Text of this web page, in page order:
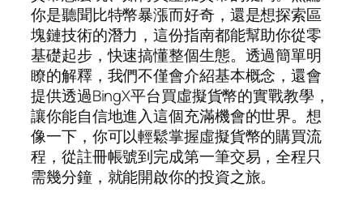
你是聽聞比特幣暴漲而好奇，還是想探索區
塊鏈技術的潛力，這份指南都能幫助你從零
基礎起步，快速搞懂整個生態。透過簡單明
瞭的解釋，我們不僅會介紹基本概念，還會
提供透過BingX平台買虛擬貨幣的實戰教學，
讓你能自信地進入這個充滿機會的世界。想
像一下，你可以輕鬆掌握虛擬貨幣的購買流
程，從註冊帳號到完成第一筆交易，全程只
需幾分鐘，就能開啟你的投資之旅。